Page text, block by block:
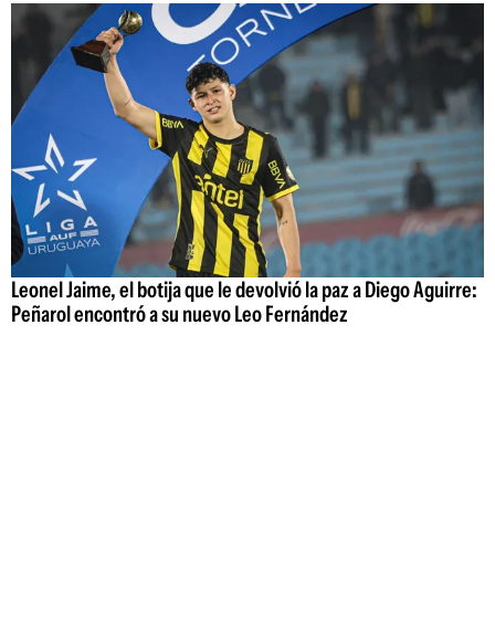
Leonel Jaime, el botija que le devolvió la paz a Diego Aguirre:
Peñarol encontró a su nuevo Leo Fernández